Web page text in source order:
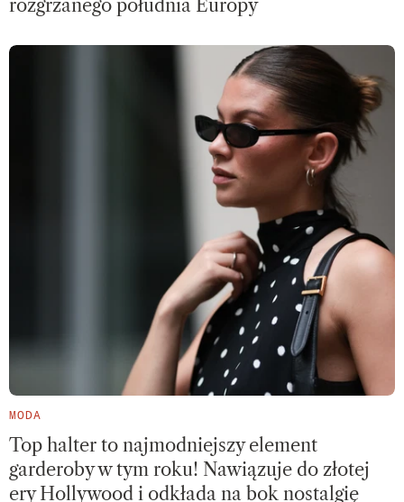
rozgrzanego południa Europy
MODA
Top halter to najmodniejszy element
garderoby w tym roku! Nawiązuje do złotej
ery Hollywood i odkłada na bok nostalgię